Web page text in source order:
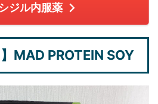
ジル内服薬
MAD PROTEIN SOY